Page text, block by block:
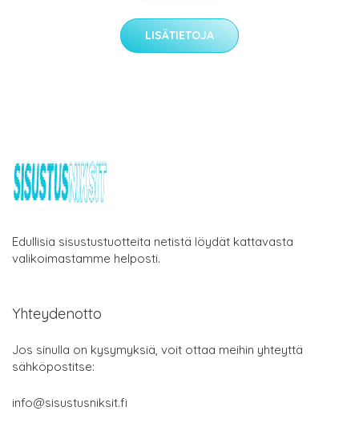
LISÄTIETOJA
Edullisia sisustustuotteita netistä löydät kattavasta
valikoimastamme helposti.
Yhteydenotto
Jos sinulla on kysymyksiä, voit ottaa meihin yhteyttä
sähköpostitse:
info@sisustusniksit.fi